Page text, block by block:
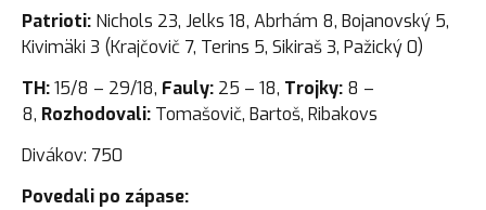
Patrioti: Nichols 23, Jelks 18, Abrhám 8, Bojanovský 5,
Kivimäki 3 (Krajčovič 7, Terins 5, Sikiraš 3, Pažický 0)
TH:15/8 – 29/18, Fauly: 25 – 18, Trojky: 8 –
8, Rozhodovali: Tomašovič, Bartoš, Ribakovs
Divákov: 750
Povedali po zápase: